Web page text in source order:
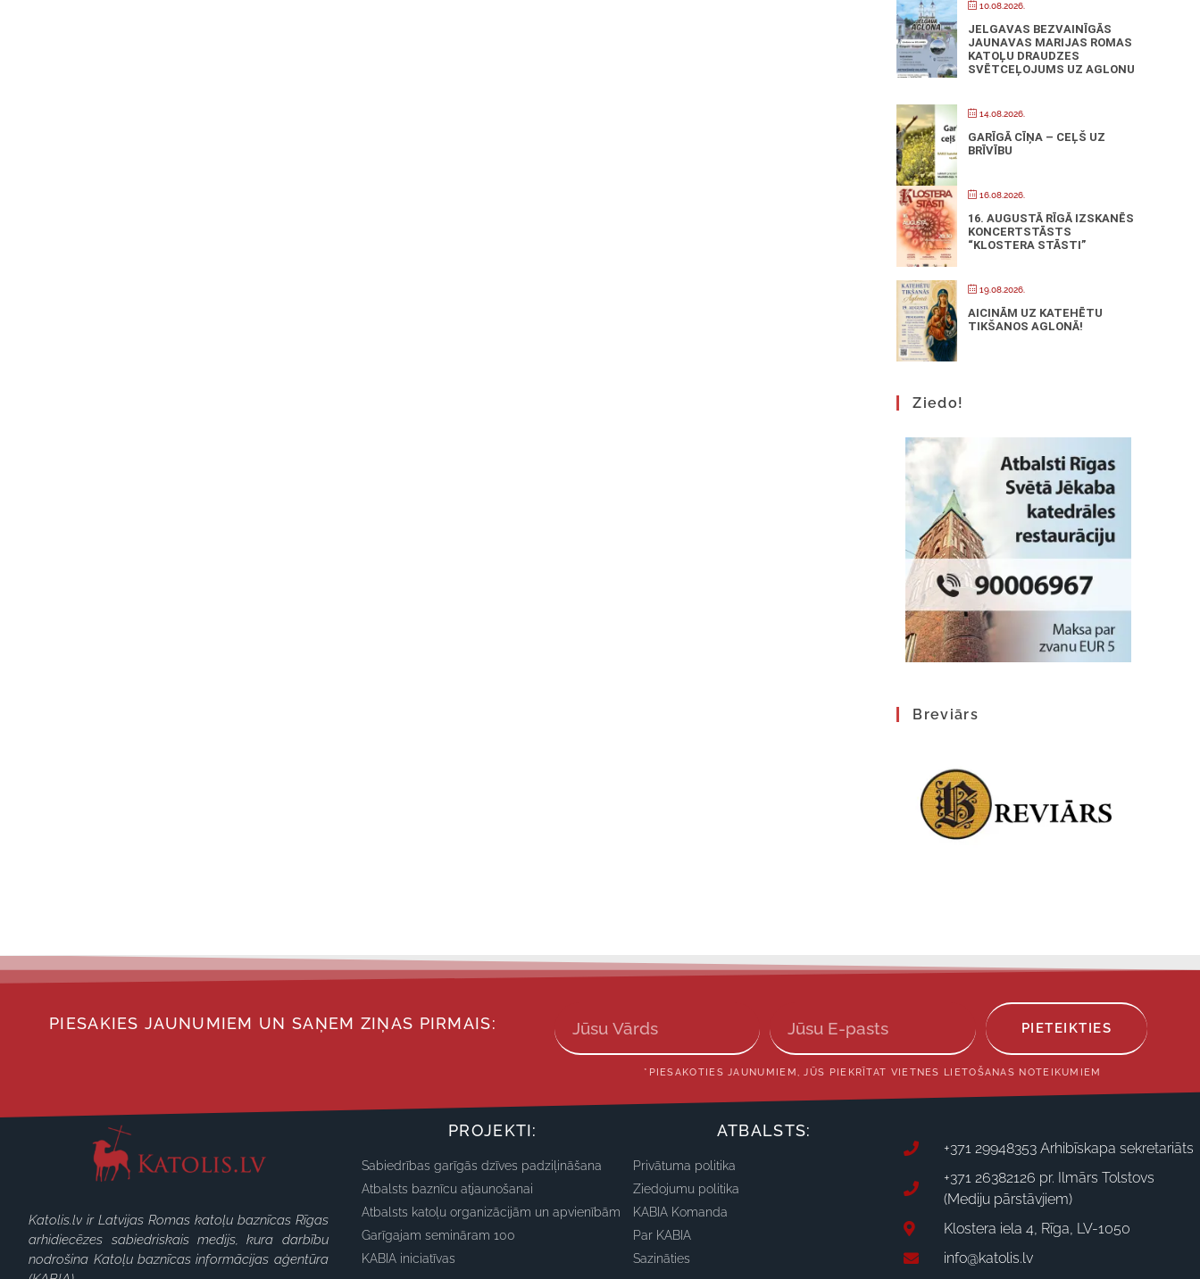
10.08.2026.
JELGAVAS BEZVAINĪGĀS
JAUNAVAS MARIJAS ROMAS
KATOĻU DRAUDZES
SVĒTCEĻOJUMS UZ AGLONU
14.08.2026.
GARĪGĀ CĪŅA – CEĻŠ UZ
BRĪVĪBU
16.08.2026.
16. AUGUSTĀ RĪGĀ IZSKANĒS
KONCERTSTĀSTS
“KLOSTERA STĀSTI”
19.08.2026.
AICINĀM UZ KATEHĒTU
TIKŠANOS AGLONĀ!
Ziedo!
Breviārs
PIESAKIES JAUNUMIEM UN SAŅEM ZIŅAS PIRMAIS: PIETEIKTIES
*PIESAKOTIES JAUNUMIEM, JŪS PIEKRĪTAT VIETNES LIETOŠANAS NOTEIKUMIEM
Katolis.lv ir Latvijas Romas katoļu baznīcas Rīgas
arhidiecēzes sabiedriskais medijs, kura darbību
nodrošina Katoļu baznīcas informācijas aģentūra
PROJEKTI:
Sabiedrības garīgās dzīves padziļināšana
Atbalsts baznīcu atjaunošanai
Atbalsts katoļu organizācijām un apvienībām
Garīgajam semināram 100
KABIA iniciatīvas
ATBALSTS:
Privātuma politika
Ziedojumu politika
KABIA Komanda
Par KABIA
Sazināties
+371 29948353 Arhibīskapa sekretariāts
+371 26382126 pr. Ilmārs Tolstovs
(Mediju pārstāvjiem)
Klostera iela 4, Rīga, LV-1050
info@katolis.lv